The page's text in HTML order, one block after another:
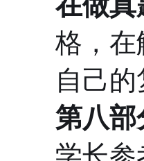
格，在
自己的
第八部